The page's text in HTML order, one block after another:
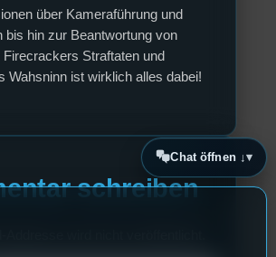
über Kameraführung und
bis hin zur Beantwortung von
Firecrackers Straftaten und
Wahsninn ist wirklich alles dabei!
schreiben
Addresse wird nicht veröffentlicht.
Chat öffnen ↓